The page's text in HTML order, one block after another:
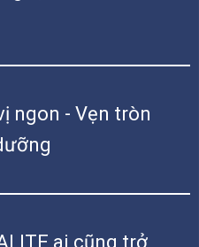
ngon - Vẹn tròn
ai cũng trở